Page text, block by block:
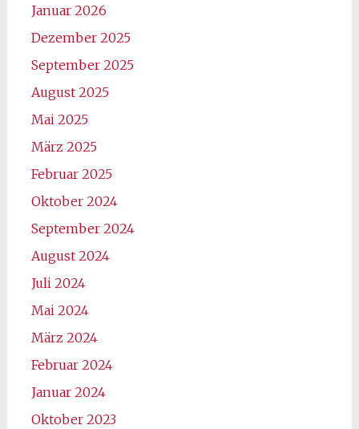
Januar 2026
Dezember 2025
September 2025
August 2025
Mai 2025
März 2025
Februar 2025
Oktober 2024
September 2024
August 2024
Juli 2024
Mai 2024
März 2024
Februar 2024
Januar 2024
Oktober 2023